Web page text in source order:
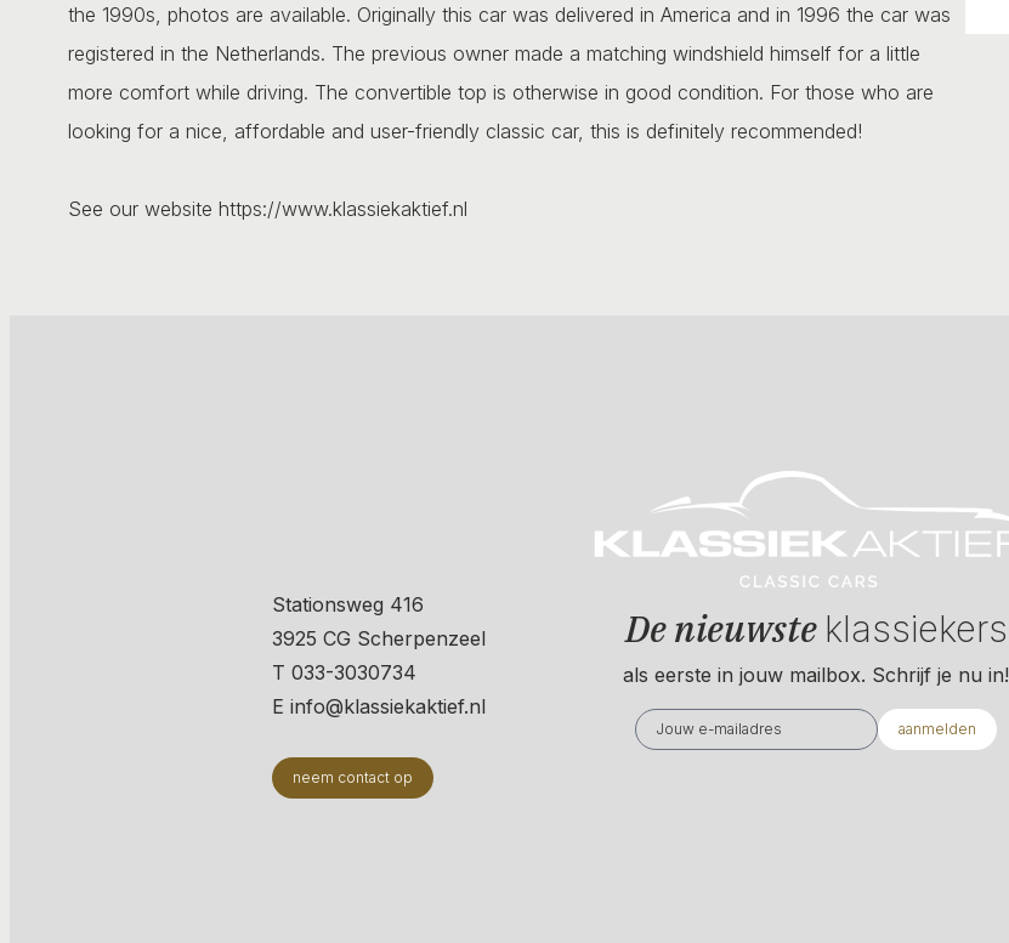
the 1990s, photos are available. Originally this car was delivered in America and in 1996 the car was
registered in the Netherlands. The previous owner made a matching windshield himself for a little
more comfort while driving. The convertible top is otherwise in good condition. For those who are
looking for a nice, affordable and user-friendly classic car, this is definitely recommended!
See our website https://www.klassiekaktief.nl
Stationsweg 416
3925 CG Scherpenzeel
T 033-3030734
E info@klassiekaktief.nl
neem contact op
De nieuwste klassiekers
als eerste in jouw mailbox. Schrijf je nu in!
aanmelden